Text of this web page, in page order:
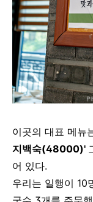
이곳의 대표 메뉴
지백숙(48000)'
어 있다.
우리는 일행이 10